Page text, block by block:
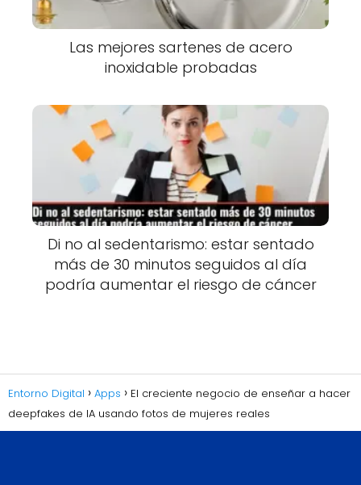
Las mejores sartenes de acero
inoxidable probadas
Di no al sedentarismo: estar sentado
más de 30 minutos seguidos al día
podría aumentar el riesgo de cáncer
Entorno Digital Apps
El creciente negocio de enseñar a hacer
deepfakes de IA usando fotos de mujeres reales